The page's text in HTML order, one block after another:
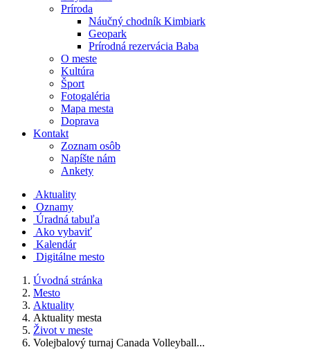
Príroda
Náučný chodník Kimbiark
Geopark
Prírodná rezervácia Baba
O meste
Kultúra
Šport
Fotogaléria
Mapa mesta
Doprava
Kontakt
Zoznam osôb
Napíšte nám
Ankety
Aktuality
Oznamy
Úradná tabuľa
Ako vybaviť
Kalendár
Digitálne mesto
Úvodná stránka
Mesto
Aktuality
Aktuality mesta
Život v meste
Volejbalový turnaj Canada Volleyball...